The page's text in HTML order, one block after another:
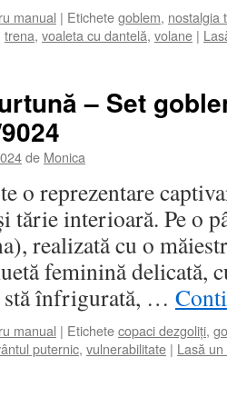
manual | Etichetegoblem, nostalgia
trena, voaleta cu dantelă, volane |
– Set
de Monica
o reprezentare
tărie interioară. Pe o
realizată cu o
feminină delicată,
stă înfrigurată, …
manual | Etichetecopaci dezgoliți,
puternic, vulnerabilitate | Lasă